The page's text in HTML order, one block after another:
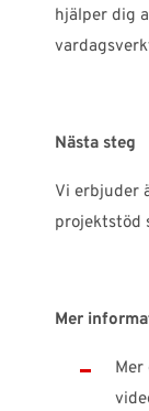
hjälper dig
Nästa steg
Vi erbjuder
projektstöd
Mer